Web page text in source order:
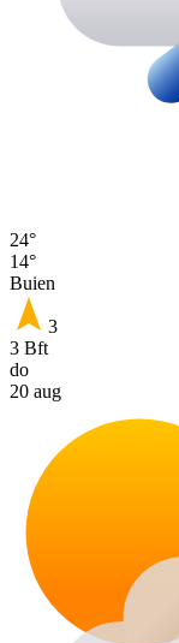
24°
14°
Buien
3
3 Bft
do
20 aug